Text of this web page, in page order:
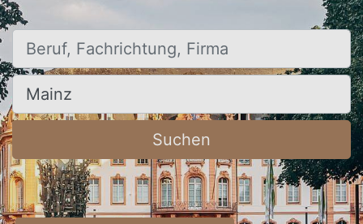
Beruf, Fachrichtung, Firma
Ort, Stadt
Suchen